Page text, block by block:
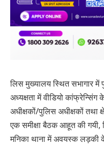
लिस मुख्यालय स्थित सभागार
अध्यक्षता में वीडियो
अधीक्षकों/पुलिस अधीक्षकों तथा
एक समीक्षा बैठक आहूत की गयी,
मनिका थाना में अवयस्क लड़की